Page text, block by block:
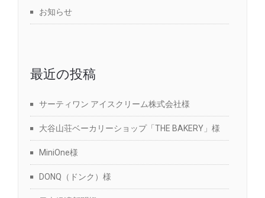
お知らせ
最近の投稿
サーティワン アイスクリーム株式会社様
大谷山荘ベーカリーショップ「THE BAKERY」様
MiniOne様
DONQ（ドンク）様